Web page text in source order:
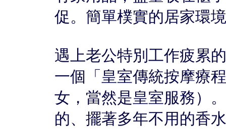
促。簡單樸實的居家環
遇上老公特別工作疲累
一個「皇室傳統按摩療
女，當然是皇室服務）
的、擺著多年不用的香